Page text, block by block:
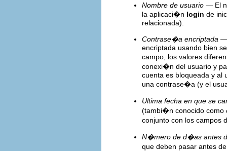
Nombre de usuario — El
la aplicaci�n login de
relacionada).
Contrase�a encriptada —
encriptada usando bien
campo, los valores
conexi�n del usuario y
cuenta es bloqueada y al
una contrase�a (y el
Ultima fecha en que se
(tambi�n conocido como
conjunto con los campos
N�mero de d�as antes
que deben pasar antes